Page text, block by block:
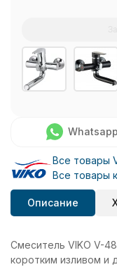
Whatsapp
Все товары
Все товары
Описание
Смеситель VIKO V-
коротким изливом и